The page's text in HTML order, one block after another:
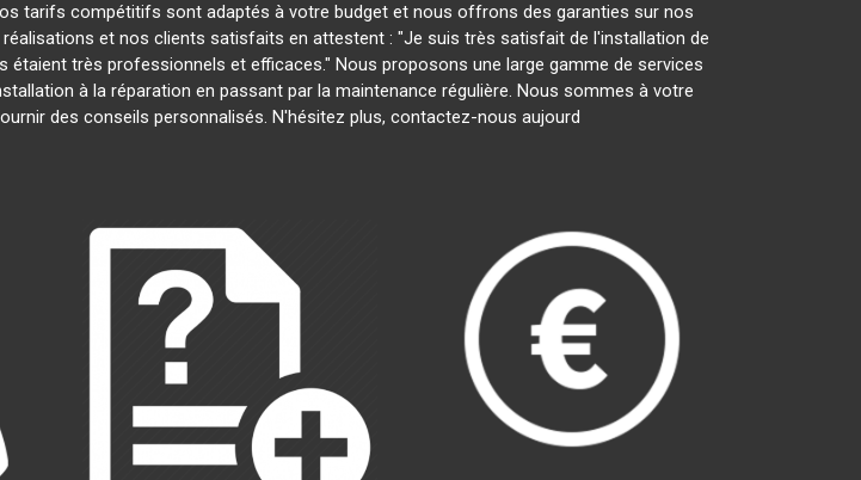
tarifs compétitifs sont adaptés à votre budget et nous offrons des garanties sur nos
et nos clients satisfaits en attestent : "Je suis très satisfait de l'installation de
étaient très professionnels et efficaces." Nous proposons une large gamme de services
à la réparation en passant par la maintenance régulière. Nous sommes à votre
des conseils personnalisés. N'hésitez plus, contactez-nous aujourd